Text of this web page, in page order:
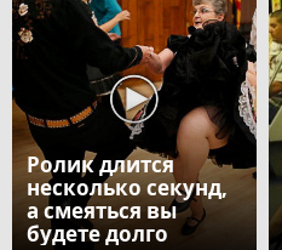
Ролик длится
несколько секунд,
а смеяться вы
будете долго